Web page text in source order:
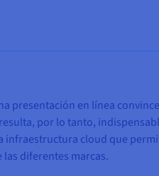
presentación en línea
por lo tanto,
cloud que
diferentes marcas.